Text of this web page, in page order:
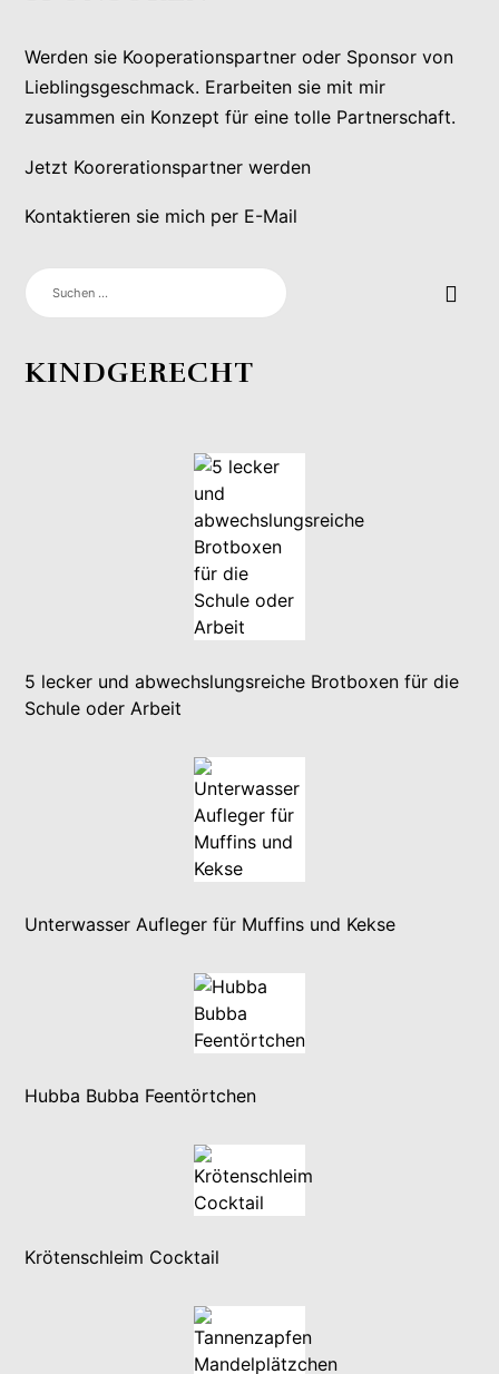
Werden sie Kooperationspartner oder Sponsor von
Lieblingsgeschmack. Erarbeiten sie mit mir
zusammen ein Konzept für eine tolle Partnerschaft.
Jetzt Koorerationspartner werden
Kontaktieren sie mich per E-Mail
SUCHEN
NACH:
KINDGERECHT
5 lecker und abwechslungsreiche Brotboxen für die
Schule oder Arbeit
Unterwasser Aufleger für Muffins und Kekse
Hubba Bubba Feentörtchen
Krötenschleim Cocktail